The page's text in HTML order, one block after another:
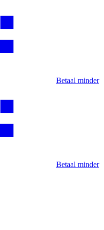
Betaal minder
Betaal minder